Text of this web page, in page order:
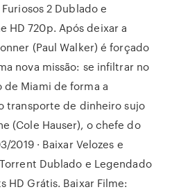
2 Dublado e
HD 720p. Após deixar a
(Paul Walker) é forçado
nova missão: se infiltrar no
Miami de forma a
transporte de dinheiro sujo
(Cole Hauser), o chefe do
2019 · Baixar Velozes e
Dublado e Legendado
HD Grátis. Baixar Filme: